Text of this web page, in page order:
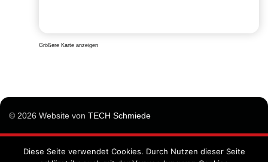
Größere Karte anzeigen
© 2026 Website von TECH Schmiede
Impressum
Diese Seite verwendet Cookies. Durch Nutzen dieser Seite